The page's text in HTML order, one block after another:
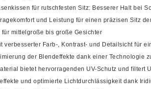
für rutschfesten Sitz: Besserer Halt bei
und Leistung für einen präzisen Sitz
für mittelgroße bis große Gesichter
verbesserter Farb-, Kontrast- und Detailsicht für
der Blendeffekte dank einer
bietet hervorragenden UV-Schutz und filtert
und optimierte Lichtdurchlässigkeit dank